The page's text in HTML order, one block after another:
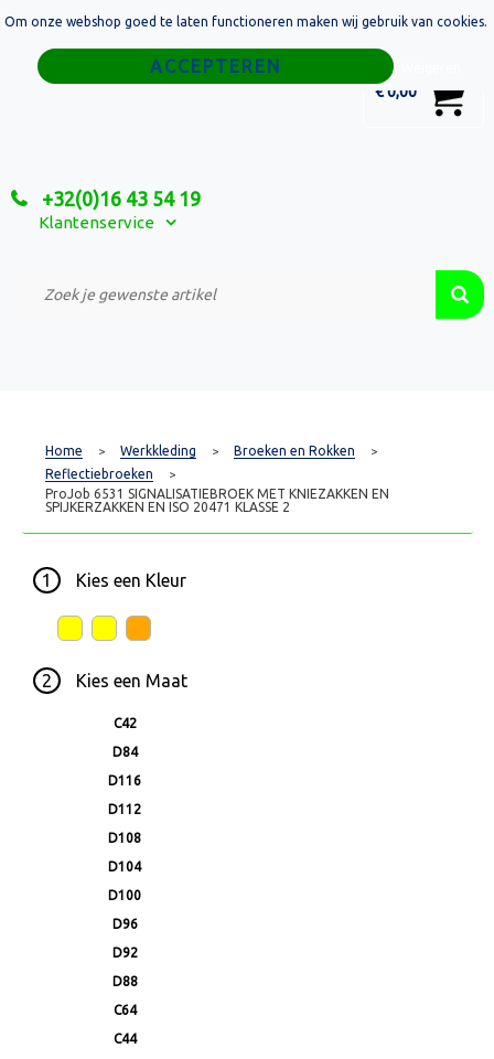
€ 0,00
+32(0)16 43 54 19
Klantenservice
Home
Relatiegeschenken
Custom Made Projecten
Home > Werkkleding > Broeken en Rokken >
Reflectiebroeken >
ProJob 6531 SIGNALISATIEBROEK MET KNIEZAKKEN EN
SPIJKERZAKKEN EN ISO 20471 KLASSE 2
1 Kies een Kleur
2 Kies een Maat
C42
D84
D116
D112
D108
D104
D100
D96
D92
D88
C64
C44
Om onze webshop goed te laten functioneren maken wij gebruik van cookies.